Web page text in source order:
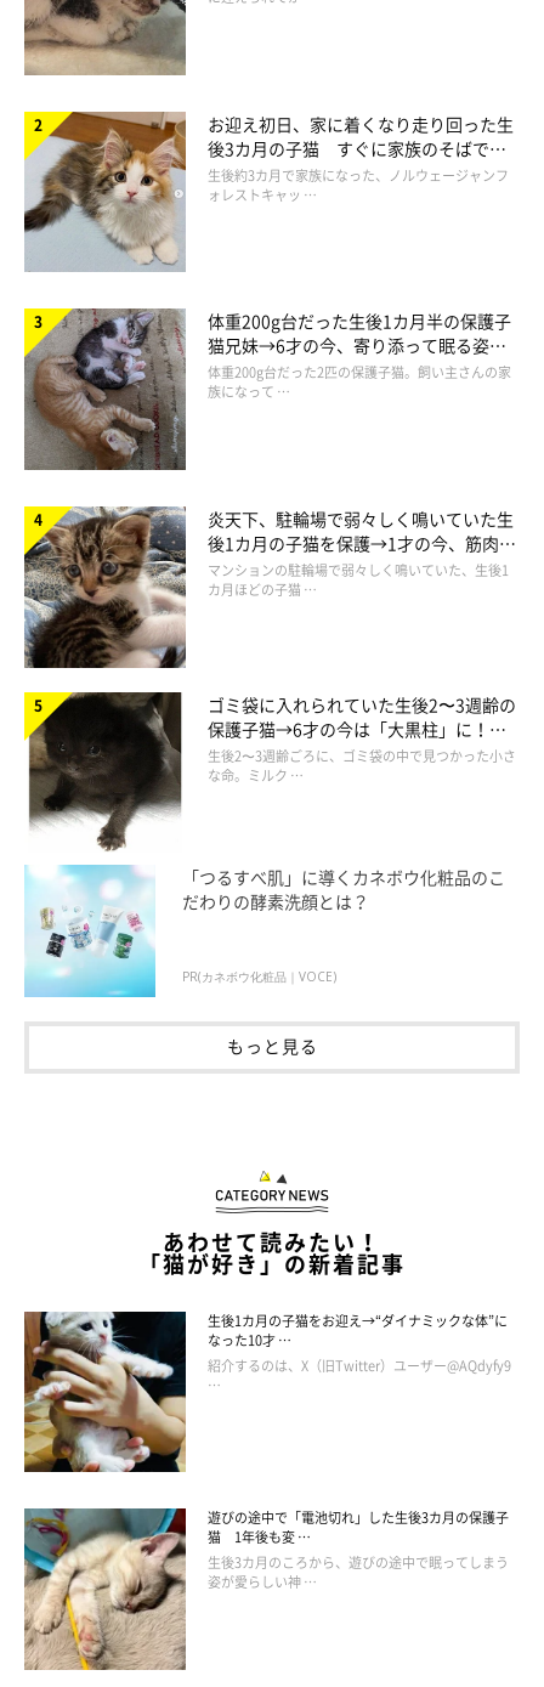
お迎え初日、家に着くなり走り回った生
後3カ月の子猫 すぐに家族のそばで落
ち着く姿に「迎えてよかった」
生後約3カ月で家族になった、ノルウェージャンフ
ォレストキャッ …
体重200g台だった生後1カ月半の保護子
猫兄妹→6才の今、寄り添って眠る姿に
ほっこり！
体重200g台だった2匹の保護子猫。飼い主さんの家
族になって …
炎天下、駐輪場で弱々しく鳴いていた生
後1カ月の子猫を保護→1才の今、筋肉質
でツンデレなコに成長
マンションの駐輪場で弱々しく鳴いていた、生後1
カ月ほどの子猫 …
ゴミ袋に入れられていた生後2〜3週齢の
保護子猫→6才の今は「大黒柱」に！
美しい黒猫に成長した姿にグッとくる
生後2〜3週齢ごろに、ゴミ袋の中で見つかった小さ
な命。ミルク …
「つるすべ肌」に導くカネボウ化粧品のこ
だわりの酵素洗顔とは？
PR(カネボウ化粧品｜VOCE)
もっと見る
あわせて読みたい！
「猫が好き」の新着記事
生後1カ月の子猫をお迎え→“ダイナミックな体”に
なった10才 …
紹介するのは、X（旧Twitter）ユーザー@AQdyfy9
…
遊びの途中で「電池切れ」した生後3カ月の保護子
猫 1年後も変 …
生後3カ月のころから、遊びの途中で眠ってしまう
姿が愛らしい神 …